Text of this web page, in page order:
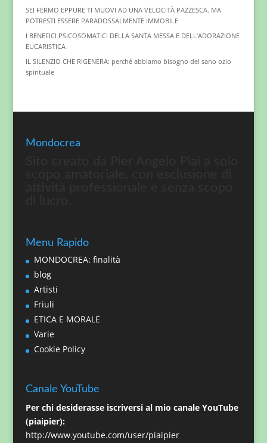
SEI FERMO EPPURE TI MUOVI AD UNA VELOCITÀ PAZZESCA. MA
POTRESTI ESSERE PARADOSSALMENTE IMMOBILE
I BENEFICI PSICOSOMATICI DELLA SANTA MESSA E DELL’ADORAZIONE
EUCARISTICA
IL SILENZIO CHE RIGENERA: perché abbiamo bisogno del sano ozio
spirituale
Mondocrea
Menu Rapido
MONDOCREA: finalità
blog
Artisti
Friuli
ETICA E MORALE
Varie
Cookie Policy
Canale YouTube
Per chi desiderasse iscriversi al mio canale YouTube
(piaipier):
http://www.youtube.com/user/piaipier